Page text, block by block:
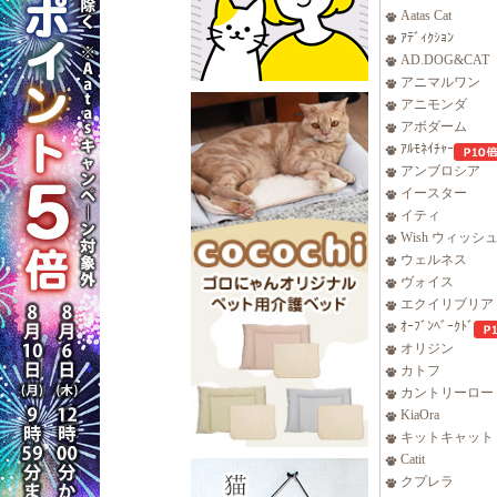
Aatas Cat
ｱﾃﾞｨｸｼｮﾝ
AD.DOG&CAT
アニマルワン
アニモンダ
アボダーム
ｱﾙﾓﾈｲﾁｬｰ
アンブロシア
イースター
イティ
Wish ウィッシュ
ウェルネス
ヴォイス
エクイリブリア
ｵｰﾌﾞﾝﾍﾞｰｸﾄﾞ
オリジン
カトフ
カントリーロー
KiaOra
キットキャット
Catit
クプレラ